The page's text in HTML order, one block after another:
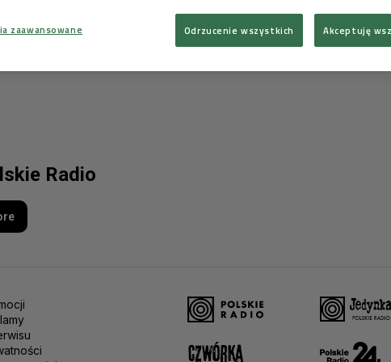
Radio
zaawansowane Odrzucenie wszystkich Akceptuję